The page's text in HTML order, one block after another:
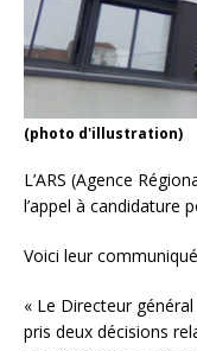
(photo d'illustration)
L’ARS (Agence
l’appel à candidature
Voici leur
« Le Directeur
pris deux décisions